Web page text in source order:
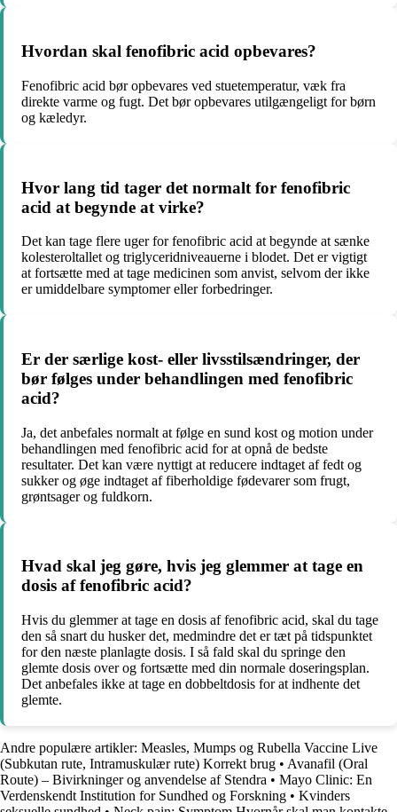
Hvordan skal fenofibric acid opbevares?
Fenofibric acid bør opbevares ved stuetemperatur, væk fra
direkte varme og fugt. Det bør opbevares utilgængeligt for børn
og kæledyr.
Hvor lang tid tager det normalt for fenofibric
acid at begynde at virke?
Det kan tage flere uger for fenofibric acid at begynde at sænke
kolesteroltallet og triglyceridniveauerne i blodet. Det er vigtigt
at fortsætte med at tage medicinen som anvist, selvom der ikke
er umiddelbare symptomer eller forbedringer.
Er der særlige kost- eller livsstilsændringer, der
bør følges under behandlingen med fenofibric
acid?
Ja, det anbefales normalt at følge en sund kost og motion under
behandlingen med fenofibric acid for at opnå de bedste
resultater. Det kan være nyttigt at reducere indtaget af fedt og
sukker og øge indtaget af fiberholdige fødevarer som frugt,
grøntsager og fuldkorn.
Hvad skal jeg gøre, hvis jeg glemmer at tage en
dosis af fenofibric acid?
Hvis du glemmer at tage en dosis af fenofibric acid, skal du tage
den så snart du husker det, medmindre det er tæt på tidspunktet
for den næste planlagte dosis. I så fald skal du springe den
glemte dosis over og fortsætte med din normale doseringsplan.
Det anbefales ikke at tage en dobbeltdosis for at indhente det
glemte.
Andre populære artikler: Measles, Mumps og Rubella Vaccine Live
(Subkutan rute, Intramuskulær rute) Korrekt brug • Avanafil (Oral
Route) – Bivirkninger og anvendelse af Stendra • Mayo Clinic: En
Verdenskendt Institution for Sundhed og Forskning • Kvinders